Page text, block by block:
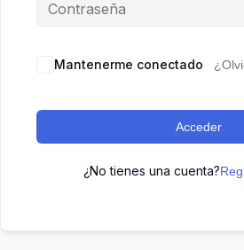
Mantenerme conectado
Acceder
¿No tienes una cuenta?